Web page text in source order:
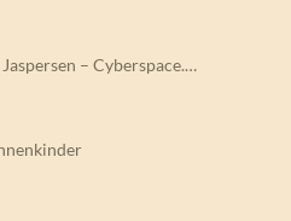
– Cyberspace.…